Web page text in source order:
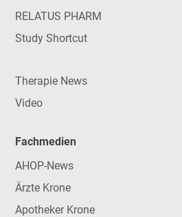
RELATUS PHARM
Study Shortcut
Therapie News
Video
Fachmedien
AHOP-News
Ärzte Krone
Apotheker Krone